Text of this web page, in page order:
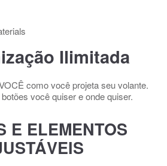
Ilimitada
como você projeta seu volante.
você quiser e onde quiser.
E ELEMENTOS